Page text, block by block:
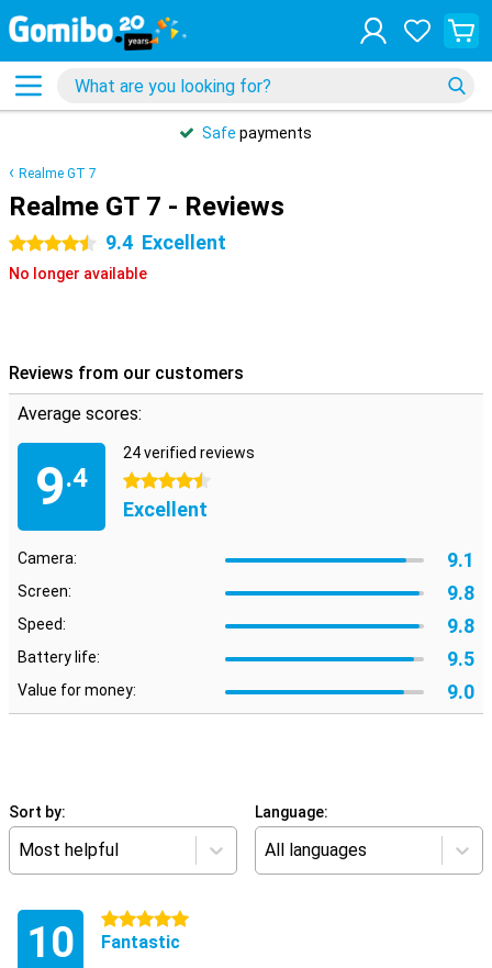
Safe payments
Realme GT 7
Realme GT 7 - Reviews
4.5 stars 9.4 Excellent
No longer available
Reviews from our customers
Average scores:
9.4
24 verified reviews
4.5 stars
Excellent
Camera: 9.1
Screen: 9.8
Speed: 9.8
Battery life: 9.5
Value for money: 9.0
Sort by:
Most helpful
Language:
All languages
10 5 stars
Fantastic